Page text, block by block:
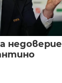
недоверие